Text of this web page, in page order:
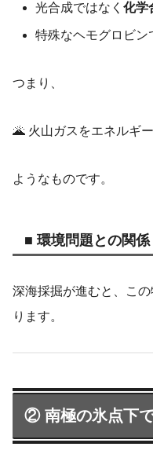
光合成ではなく化学
特殊なヘモグロビン
つまり、
🌋 火山ガスをエネルギ
ようなものです。
■ 環境問題との関係
深海採掘が進むと、こ
ります。
② 南極の氷点下